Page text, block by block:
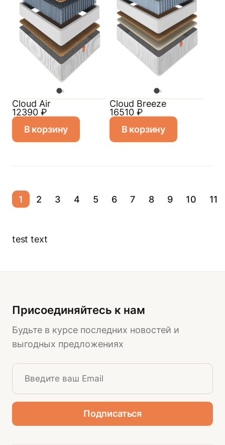
Cloud Air
12390 ₽
В корзину
Cloud Breeze
16510 ₽
В корзину
1 2 3 4 5 6 7 8 9 10 11
test text
Присоединяйтесь к нам
Будьте в курсе последних новостей и
выгодных предложениях